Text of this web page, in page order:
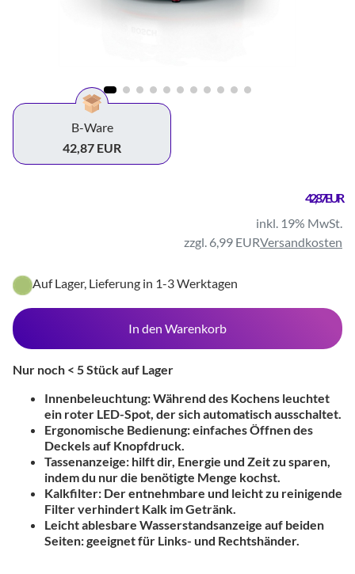
42,87 EUR
inkl. 19% MwSt.
zzgl. 6,99 EURVersandkosten
Auf Lager, Lieferung in 1-3 Werktagen
In den Warenkorb
B-Ware
42,87 EUR
Nur noch < 5 Stück auf Lager
Innenbeleuchtung: Während des Kochens leuchtet
ein roter LED-Spot, der sich automatisch ausschaltet.
Ergonomische Bedienung: einfaches Öffnen des
Deckels auf Knopfdruck.
Tassenanzeige: hilft dir, Energie und Zeit zu sparen,
indem du nur die benötigte Menge kochst.
Kalkfilter: Der entnehmbare und leicht zu reinigende
Filter verhindert Kalk im Getränk.
Leicht ablesbare Wasserstandsanzeige auf beiden
Seiten: geeignet für Links- und Rechtshänder.